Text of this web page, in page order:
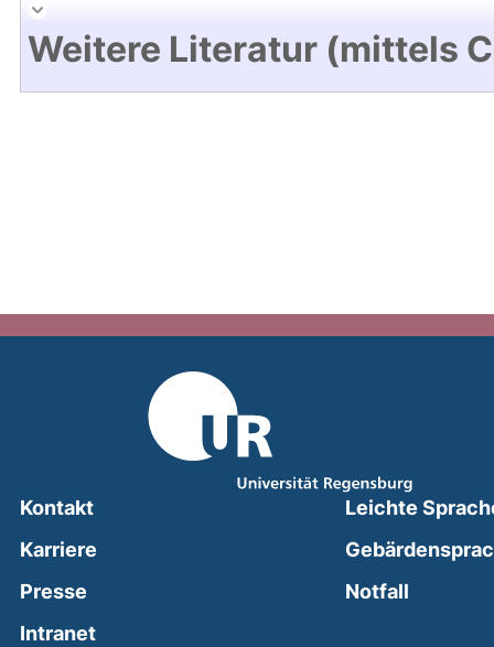
Weitere Literatur (mittels
Kontakt
Karriere
Presse
Intranet(external link, opens in a new window)
Leichte
Notfall